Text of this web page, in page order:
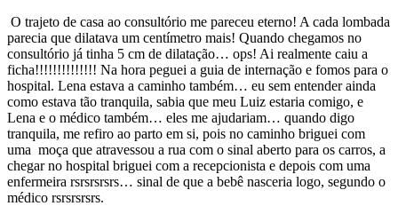
O trajeto de casa ao consultório me pareceu eterno! A cada lombada
parecia que dilatava um centímetro mais! Quando chegamos no
consultório já tinha 5 cm de dilatação… ops! Ai realmente caiu a
ficha!!!!!!!!!!!!!! Na hora peguei a guia de internação e fomos para o
hospital. Lena estava a caminho também… eu sem entender ainda
como estava tão tranquila, sabia que meu Luiz estaria comigo, e
Lena e o médico também… eles me ajudariam… quando digo
tranquila, me refiro ao parto em si, pois no caminho briguei com
uma moça que atravessou a rua com o sinal aberto para os carros, a
chegar no hospital briguei com a recepcionista e depois com uma
enfermeira rsrsrsrsrs… sinal de que a bebê nasceria logo, segundo o
médico rsrsrsrsrs.